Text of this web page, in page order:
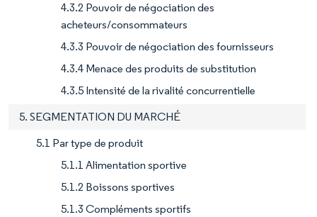
4.3.2 Pouvoir de négociation des
acheteurs/consommateurs
4.3.3 Pouvoir de négociation des fournisseurs
4.3.4 Menace des produits de substitution
4.3.5 Intensité de la rivalité concurrentielle
5. SEGMENTATION DU MARCHÉ
5.1 Par type de produit
5.1.1 Alimentation sportive
5.1.2 Boissons sportives
5.1.3 Compléments sportifs